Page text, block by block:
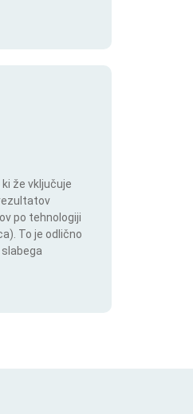
že vključuje
po tehnologiji
To je odlično